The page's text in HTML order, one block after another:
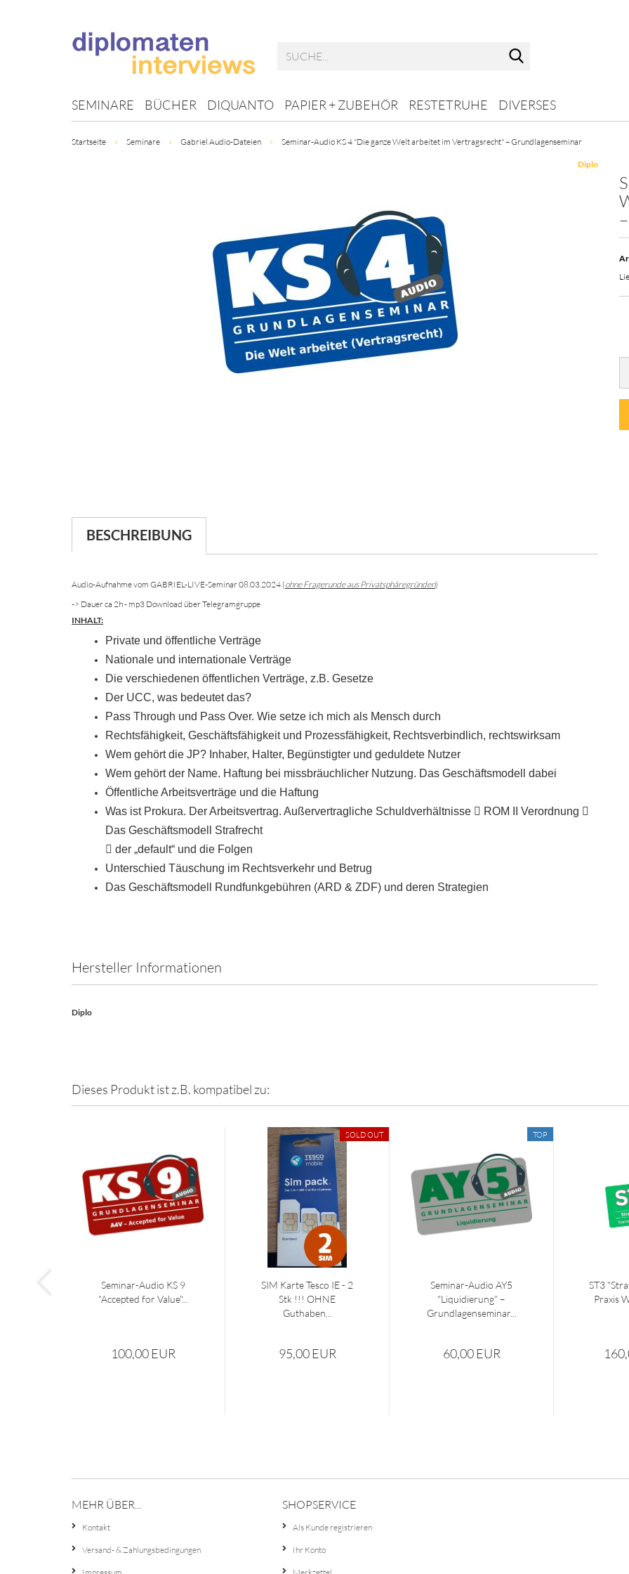
SEMINARE BÜCHER DIQUANTO PAPIER + ZUBEHÖR RESTETRUHE DIVERSES
Startseite » Seminare » Gabriel Audio-Dateien » Seminar-Audio KS 4 "Die ganze Welt arbeitet im Vertragsrecht" – Grundlagenseminar
Diplo
BESCHREIBUNG
Audio-Aufnahme vom GABRIEL-LIVE-Seminar 08.03.2024 (ohne Fragerunde aus Privatsphäregründen)
-> Dauer ca 2h - mp3 Download über Telegramgruppe
INHALT:
Private und öffentliche Verträge
Nationale und internationale Verträge
Die verschiedenen öffentlichen Verträge, z.B. Gesetze
Der UCC, was bedeutet das?
Pass Through und Pass Over. Wie setze ich mich als Mensch durch
Rechtsfähigkeit, Geschäftsfähigkeit und Prozessfähigkeit, Rechtsverbindlich, rechtswirksam
Wem gehört die JP? Inhaber, Halter, Begünstigter und geduldete Nutzer
Wem gehört der Name. Haftung bei missbräuchlicher Nutzung. Das Geschäftsmodell dabei
Öffentliche Arbeitsverträge und die Haftung
Was ist Prokura. Der Arbeitsvertrag. Außervertragliche Schuldverhältnisse  ROM II Verordnung 
Das Geschäftsmodell Strafrecht
 der „default“ und die Folgen
Unterschied Täuschung im Rechtsverkehr und Betrug
Das Geschäftsmodell Rundfunkgebühren (ARD & ZDF) und deren Strategien
Hersteller Informationen
Diplo
Dieses Produkt ist z.B. kompatibel zu:
Seminar-Audio KS 9
"Accepted for Value"...
100,00 EUR
SOLD OUT
SIM Karte Tesco IE - 2
Stk !!! OHNE
Guthaben...
95,00 EUR
TOP
Seminar-Audio AY5
"Liquidierung" –
Grundlagenseminar...
60,00 EUR
ST3
Praxis
MEHR ÜBER...
Kontakt
Versand- & Zahlungsbedingungen
SHOPSERVICE
Als Kunde registrieren
Ihr Konto